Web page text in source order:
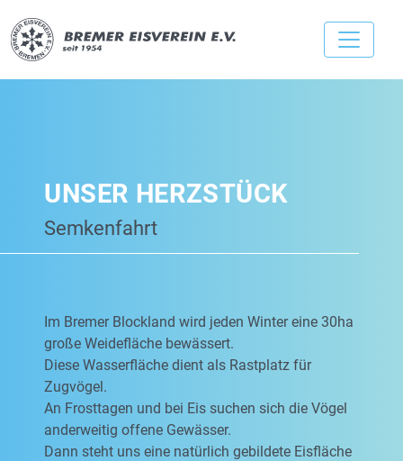
UNSER HERZSTÜCK
Semkenfahrt
Im Bremer Blockland wird jeden Winter eine 30ha
große Weidefläche bewässert.
Diese Wasserfläche dient als Rastplatz für
Zugvögel.
An Frosttagen und bei Eis suchen sich die Vögel
anderweitig offene Gewässer.
Dann steht uns eine natürlich gebildete Eisfläche